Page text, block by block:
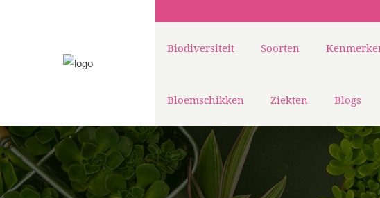
Biodiversiteit Soorten
Bloemschikken Ziekten Blogs